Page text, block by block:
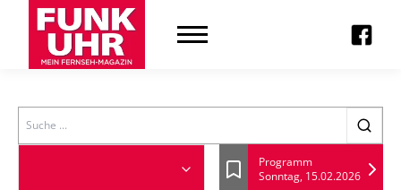
Search
Lesezeichen
Programm
Sonntag, 15.02.2026